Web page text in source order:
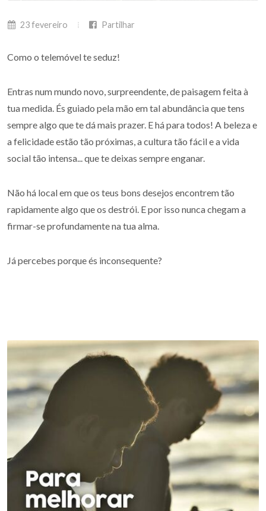
23 fevereiro Partilhar
Como o telemóvel te seduz!
Entras num mundo novo, surpreendente, de paisagem feita à
tua medida. És guiado pela mão em tal abundância que tens
sempre algo que te dá mais prazer. E há para todos! A beleza e
a felicidade estão tão próximas, a cultura tão fácil e a vida
social tão intensa... que te deixas sempre enganar.
Não há local em que os teus bons desejos encontrem tão
rapidamente algo que os destrói. E por isso nunca chegam a
firmar-se profundamente na tua alma.
Já percebes porque és inconsequente?